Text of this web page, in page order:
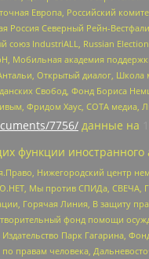
Европа, Российский
Россия Северный Рейн-
союз IndustriALL, Russian
Мобильная академия
Открытый диалог,
Свобод, Фонд Бориса
Фридом Хаус, СОТА медиа,
7756/ данные на
функции иностранного
Нижегородский центр
Мы против СПИДа, СВЕЧА,
Горячая Линия, В защиту
фонд помощи
Парк Гагарина,
по правам человека,